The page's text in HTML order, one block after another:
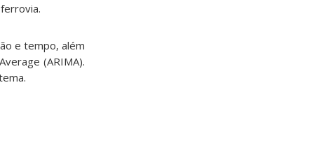
e tempo, além
(ARIMA).